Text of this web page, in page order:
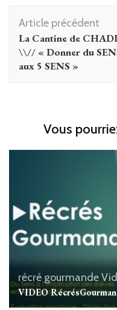
Navigation
d'article
Article précédent
La Cantine de CHADI
\\// « Donner du
aux 5 SENS »
Vous
récré gourmande
VIDEO